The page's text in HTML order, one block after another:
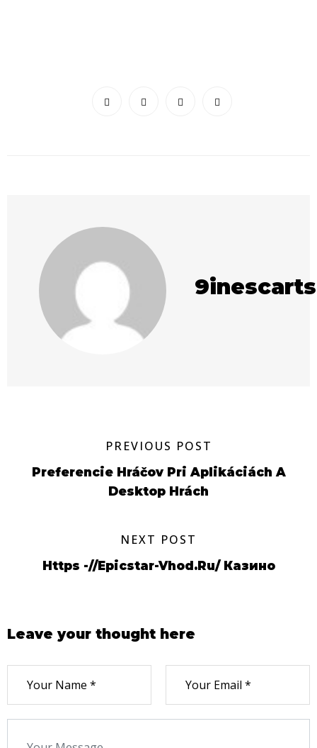
PREVIOUS POST
Preferencie Hráčov Pri Aplikáciách A
Desktop Hrách
NEXT POST
Https -//epicstar-Vhod.ru/ Казино
Leave your thought here